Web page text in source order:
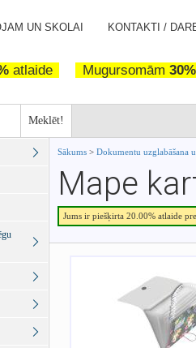
UN SKOLAI KONTAKTI /
atlaide Mugursomām 30%
Meklēt!
Sākums > Dokumentu uzglabāšana
Mape
Jums ir piešķirta 20.00% atlaide